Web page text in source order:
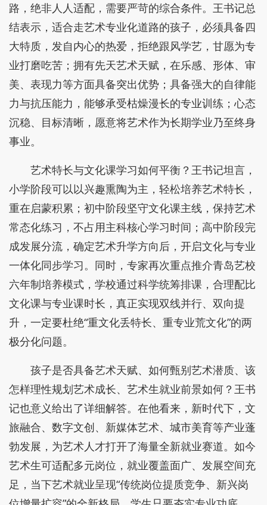
路，绝非人人适配，需要严苛的综合条件。王书记总
结表示，适合走艺术专业化道路的孩子，必须具备四
大特质，发自内心的热爱，拒绝跟风学艺，甘愿为专
业打磨吃苦；拥有先天艺术天赋，在乐感、形体、审
美、表现力等方面具备突出优势；具备强大的自律能
力与抗压能力，能够承受枯燥漫长的专业训练；心态
沉稳、目标清晰，愿意将艺术作为长期学业乃至终身
事业。
艺术特长与文化课学习如何平衡？王书记坦言，
小学阶段可以以兴趣熏陶为主，轻松培养艺术特长，
重在启蒙积累；初中阶段坚守文化课主线，保持艺术
常态化练习，不占用主科核心学习时间；高中阶段完
成发展分流，确定艺术升学方向后，开启文化与专业
一体化同步学习。同时，专家再次重点推介青岛艺校
六年制培养模式，学校通过科学统筹排课，合理配比
文化课与专业课时长，真正实现双线并行、双向提
升，一定要杜绝“重文化丢特长、重专业荒文化”的两
极分化问题。
孩子是否具备艺术天赋、如何甄别艺术潜质、该
怎样理性规划艺术成长、艺术生就业前景如何？王书
记也意义给出了详细解答。在他看来，新时代下，文
旅融合、数字文创、新媒体艺术、城市美育等产业蓬
勃发展，为艺术人才打开了海量全新就业赛道。如今
艺术生可适配多元岗位，就业覆盖面广、发展空间充
足，当下艺术就业呈现“传统岗位提质竞争、新兴岗